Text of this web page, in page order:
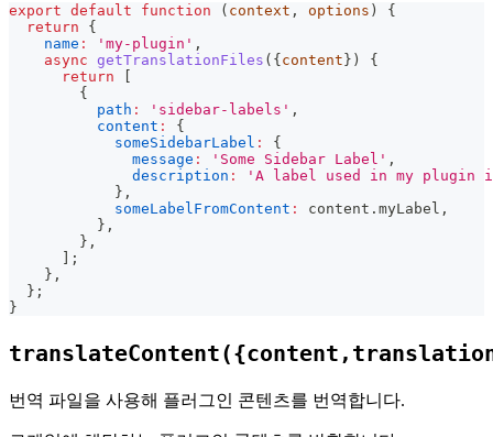
export default function ( context , options )
{
return
{
name : 'my-plugin' ,
async getTranslationFiles ( { content } )
{
return
{
path : 'sidebar-labels' ,
content :
{
someSidebarLabel :
{
message : 'Some Sidebar Label' ,
description :
'A label used in my plugin
} ,
someLabelFromContent : content . myLabel ,
} ,
} ,
;
} ,
} ;
}
번역 파일을 사용해 플러그인 콘텐츠를 번역합니다.